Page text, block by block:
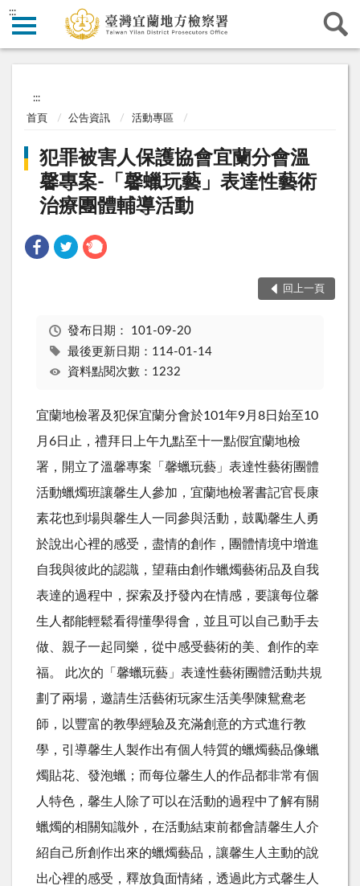
:::
:::
首頁 公告資訊 活動專區
犯罪被害人保護協會宜蘭分會溫
馨專案-「馨蠟玩藝」表達性藝術
治療團體輔導活動
回上一頁
發布日期： 101-09-20
最後更新日期：114-01-14
資料點閱次數：1232
宜蘭地檢署及犯保宜蘭分會於101年9月8日始至10
月6日止，禮拜日上午九點至十一點假宜蘭地檢
署，開立了溫馨專案「馨蠟玩藝」表達性藝術團體
活動蠟燭班讓馨生人參加，宜蘭地檢署書記官長康
素花也到場與馨生人一同參與活動，鼓勵馨生人勇
於說出心裡的感受，盡情的創作，團體情境中增進
自我與彼此的認識，望藉由創作蠟燭藝術品及自我
表達的過程中，探索及抒發內在情感，要讓每位馨
生人都能輕鬆看得懂學得會，並且可以自己動手去
做、親子一起同樂，從中感受藝術的美、創作的幸
福。 此次的「馨蠟玩藝」表達性藝術團體活動共規
劃了兩場，邀請生活藝術玩家生活美學陳鴛鴦老
師，以豐富的教學經驗及充滿創意的方式進行教
學，引導馨生人製作出有個人特質的蠟燭藝品像蠟
燭貼花、發泡蠟；而每位馨生人的作品都非常有個
人特色，馨生人除了可以在活動的過程中了解有關
蠟燭的相關知識外，在活動結束前都會請馨生人介
紹自己所創作出來的蠟燭藝品，讓馨生人主動的說
出心裡的感受，釋放負面情緒，透過此方式馨生人